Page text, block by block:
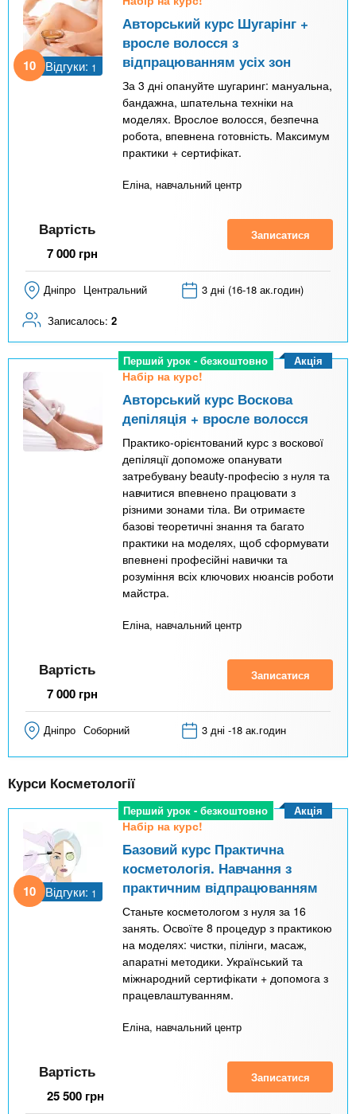
10 Відгуки: 1
Авторський курс Шугарінг +
вросле волосся з
відпрацюванням усіх зон
За 3 дні опануйте шугаринг: мануальна,
бандажна, шпательна техніки на
моделях. Врослое волосся, безпечна
робота, впевнена готовність. Максимум
практики + сертифікат.
Еліна, навчальний центр
Вартість
7 000 грн
Записатися
Дніпро Центральний 3 дні (16-18 ак.годин)
Записалось: 2
Перший урок - безкоштовно
Набір на курс!
Авторський курс Воскова
депіляція + вросле волосся
Практико-орієнтований курс з воскової
депіляції допоможе опанувати
затребувану beauty-професію з нуля та
навчитися впевнено працювати з
різними зонами тіла. Ви отримаєте
базові теоретичні знання та багато
практики на моделях, щоб сформувати
впевнені професійні навички та
розуміння всіх ключових нюансів роботи
майстра.
Еліна, навчальний центр
Акція
Вартість
7 000 грн
Записатися
Дніпро Соборний 3 дні -18 ак.годин
Курси Косметології
Перший урок - безкоштовно
10 Відгуки: 1
Набір на курс!
Базовий курс Практична
косметологія. Навчання з
практичним відпрацюванням
Станьте косметологом з нуля за 16
занять. Освоїте 8 процедур з практикою
на моделях: чистки, пілінги, масаж,
апаратні методики. Український та
міжнародний сертифікати + допомога з
працевлаштуванням.
Еліна, навчальний центр
Акція
Вартість
25 500 грн
Записатися